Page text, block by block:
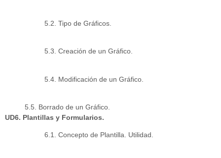
5.2. Tipo de Gráficos.
5.3. Creación de un Gráfico.
5.4. Modificación de un Gráfico.
5.5. Borrado de un Gráfico.
UD6. Plantillas y Formularios.
6.1. Concepto de Plantilla. Utilidad.